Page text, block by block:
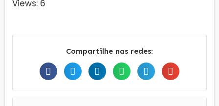
Views: 6
Compartilhe nas redes: